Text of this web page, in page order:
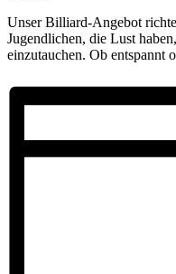
Unser Billiard-Angebot
Jugendlichen, die Lust
einzutauchen. Ob entspannt